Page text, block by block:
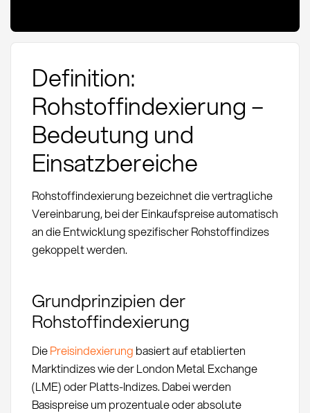
Definition:
Rohstoffindexierung –
Bedeutung und
Einsatzbereiche
Rohstoffindexierung bezeichnet die vertragliche
Vereinbarung, bei der Einkaufspreise automatisch
an die Entwicklung spezifischer Rohstoffindizes
gekoppelt werden.
Grundprinzipien der
Rohstoffindexierung
DiePreisindexierung basiert auf etablierten
Marktindizes wie der London Metal Exchange
(LME) oder Platts-Indizes. Dabei werden
Basispreise um prozentuale oder absolute